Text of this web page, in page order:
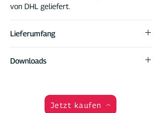
von DHL geliefert.
Lieferumfang
inklusive DockingStation für Anschluß
Onlinekarte)
Wallbox Handbuch
Downloads
ProduktkatalogJetzt kaufen